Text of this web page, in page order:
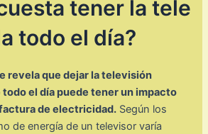
tener la tele
todo el día?
revela que dejar la televisión
el día puede tener un impacto
de electricidad. Según los
de energía de un televisor varía